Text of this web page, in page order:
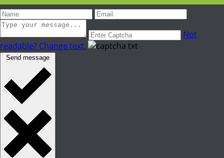
Not
readable? Change text.
Send message